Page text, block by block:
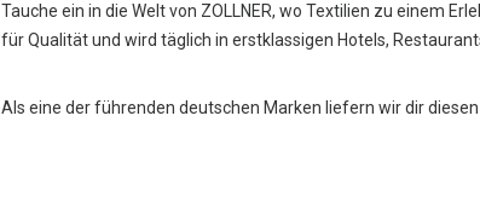
Tauche ein in die Welt von ZOLLNER, wo Textilien zu einem
für Qualität und wird täglich in erstklassigen Hotels,
Als eine der führenden deutschen Marken liefern wir dir